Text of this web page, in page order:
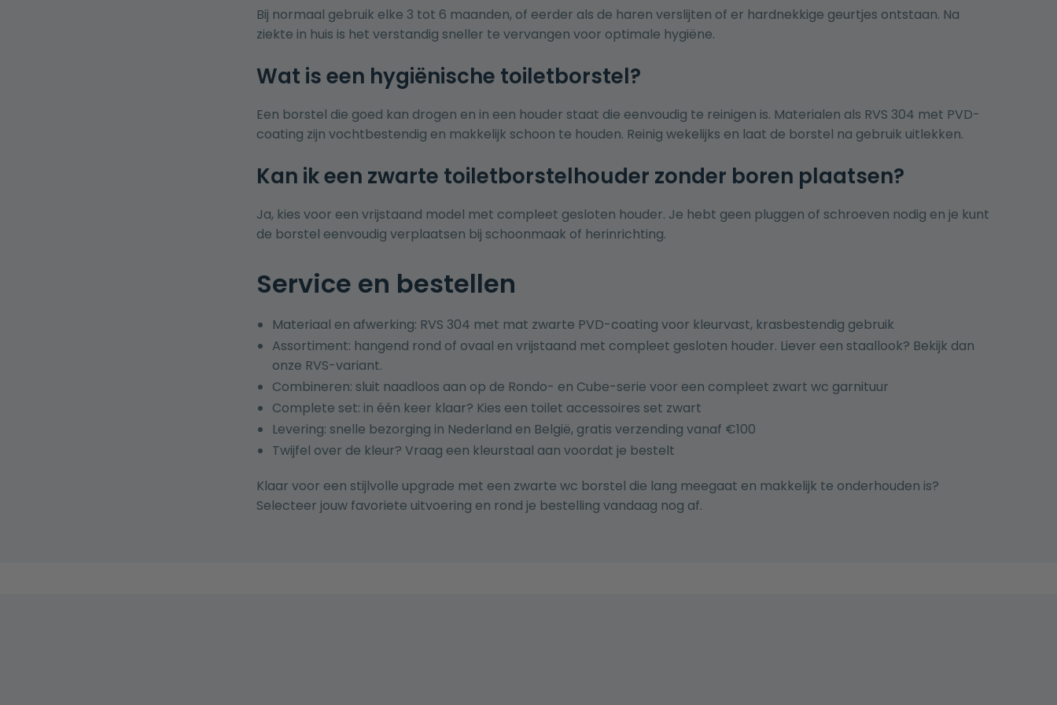
Bij normaal gebruik elke 3 tot 6 maanden, of eerder als de haren verslijten of er hardnekkige geurtjes ontstaan. Na
ziekte in huis is het verstandig sneller te vervangen voor optimale hygiëne.
Wat is een hygiënische toiletborstel?
Een borstel die goed kan drogen en in een houder staat die eenvoudig te reinigen is. Materialen als RVS 304 met PVD-
coating zijn vochtbestendig en makkelijk schoon te houden. Reinig wekelijks en laat de borstel na gebruik uitlekken.
Kan ik een zwarte toiletborstelhouder zonder boren plaatsen?
Ja, kies voor een vrijstaand model met compleet gesloten houder. Je hebt geen pluggen of schroeven nodig en je kunt
de borstel eenvoudig verplaatsen bij schoonmaak of herinrichting.
Service en bestellen
Materiaal en afwerking: RVS 304 met mat zwarte PVD-coating voor kleurvast, krasbestendig gebruik
Assortiment: hangend rond of ovaal en vrijstaand met compleet gesloten houder. Liever een staallook? Bekijk dan
onze RVS-variant.
Combineren: sluit naadloos aan op de Rondo- en Cube-serie voor een compleet zwart wc garnituur
Complete set: in één keer klaar? Kies een toilet accessoires set zwart
Levering: snelle bezorging in Nederland en België, gratis verzending vanaf €100
Twijfel over de kleur? Vraag een kleurstaal aan voordat je bestelt
Klaar voor een stijlvolle upgrade met een zwarte wc borstel die lang meegaat en makkelijk te onderhouden is?
Selecteer jouw favoriete uitvoering en rond je bestelling vandaag nog af.